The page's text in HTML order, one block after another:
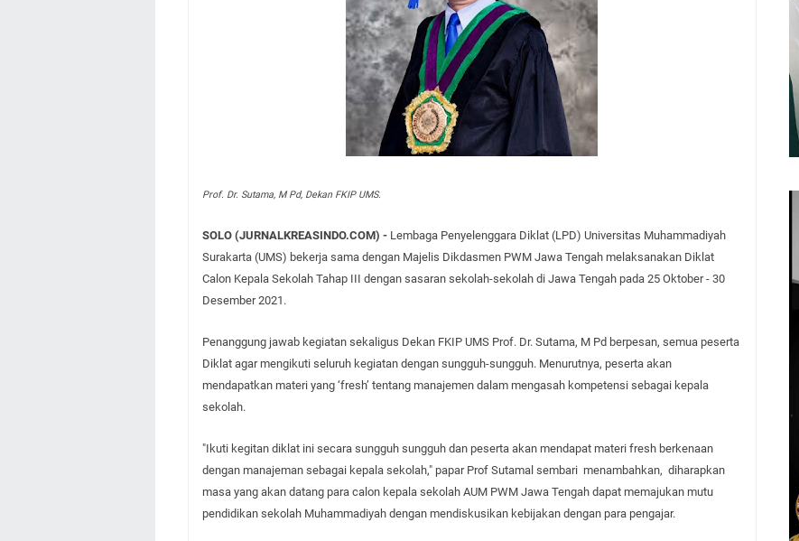
Prof. Dr. Sutama, M Pd, Dekan FKIP UMS.
SOLO (JURNALKREASINDO.COM) - Lembaga Penyelenggara Diklat (LPD) Universitas Muhammadiyah
Surakarta (UMS) bekerja sama dengan Majelis Dikdasmen PWM Jawa Tengah melaksanakan Diklat
Calon Kepala Sekolah Tahap III dengan sasaran sekolah-sekolah di Jawa Tengah pada 25 Oktober - 30
Desember 2021.
Penanggung jawab kegiatan sekaligus Dekan FKIP UMS Prof. Dr. Sutama, M Pd berpesan, semua peserta
Diklat agar mengikuti seluruh kegiatan dengan sungguh-sungguh. Menurutnya, peserta akan
mendapatkan materi yang ‘fresh’ tentang manajemen dalam mengasah kompetensi sebagai kepala
sekolah.
"Ikuti kegitan diklat ini secara sungguh sungguh dan peserta akan mendapat materi fresh berkenaan
dengan manajeman sebagai kepala sekolah," papar Prof Sutamal sembari menambahkan, diharapkan
masa yang akan datang para calon kepala sekolah AUM PWM Jawa Tengah dapat memajukan mutu
pendidikan sekolah Muhammadiyah dengan mendiskusikan kebijakan dengan para pengajar.